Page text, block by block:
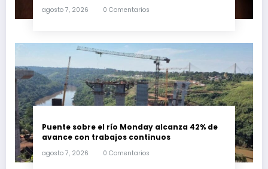
agosto 7, 2026 0 Comentarios
Puente sobre el río Monday alcanza 42% de
avance con trabajos continuos
agosto 7, 2026 0 Comentarios